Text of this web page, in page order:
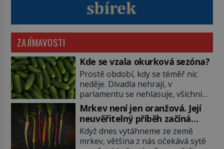
ZAJÍMAVOSTI
Kde se vzala okurková sezóna?
Prostě období, kdy se téměř nic
neděje. Divadla nehrají, v
parlamentu se nehlasuje, všichni
jsou na dovolené a média tak
nemají o čem mluvit a psát. A
vymýšlejí si proto témata, které
nikoho nezajímají. Proč je však ona
letní doba spojovaná zrovna s
Mrkev není jen oranžová. Její
neuvěřitelný příběh začíná
fialovou barvou
Když dnes vytáhneme ze země
mrkev, většina z nás očekává sytě